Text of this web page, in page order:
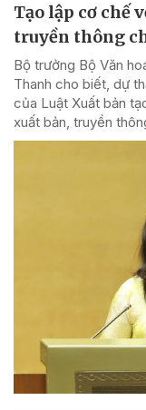
Tạo lập cơ chế
truyền thông
Bộ trưởng Bộ Văn
Thanh cho biết, dự
của Luật Xuất bản
xuất bản, truyền